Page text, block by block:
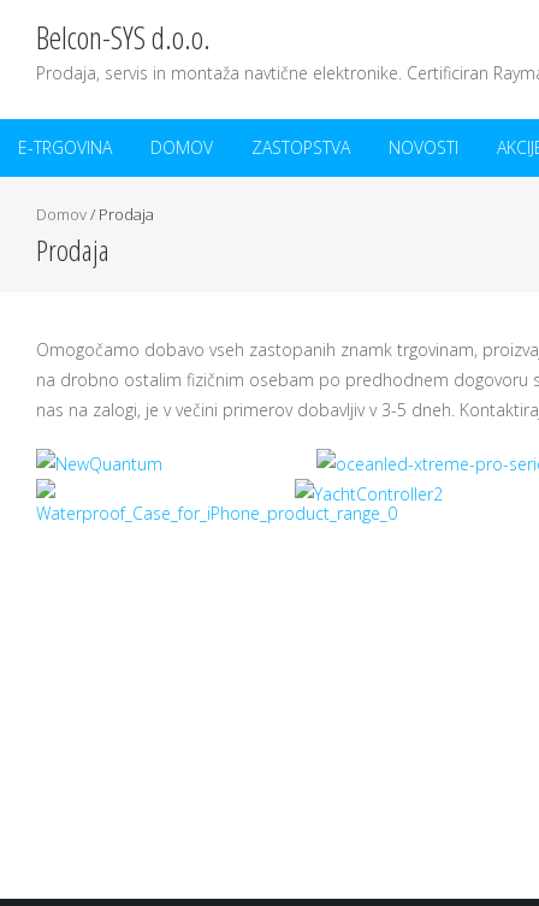
Belcon-SYS d.o.o.
Prodaja, servis in montaža navtične elektronike. Certificiran
E-TRGOVINA DOMOV ZASTOPSTVA NOVOSTI
Domov/ Prodaja
Prodaja
Omogočamo dobavo vseh zastopanih znamk trgovinam,
na drobno ostalim fizičnim osebam po predhodnem dogovoru
nas na zalogi, je v večini primerov dobavljiv v 3-5 dneh.